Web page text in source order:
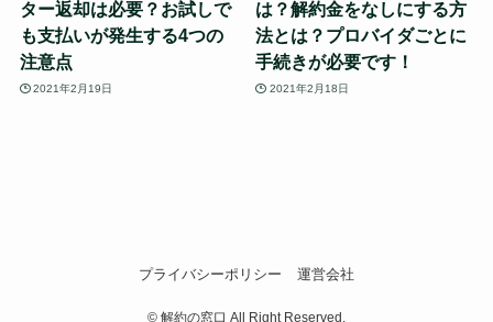
ター返却は必要？お試しで
も支払いが発生する4つの
注意点
2021年2月19日
は？解約金をなしにする方
法とは？プロバイダごとに
手続きが必要です！
2021年2月18日
プライバシーポリシー 運営会社
© 解約の窓口 All Right Reserved.